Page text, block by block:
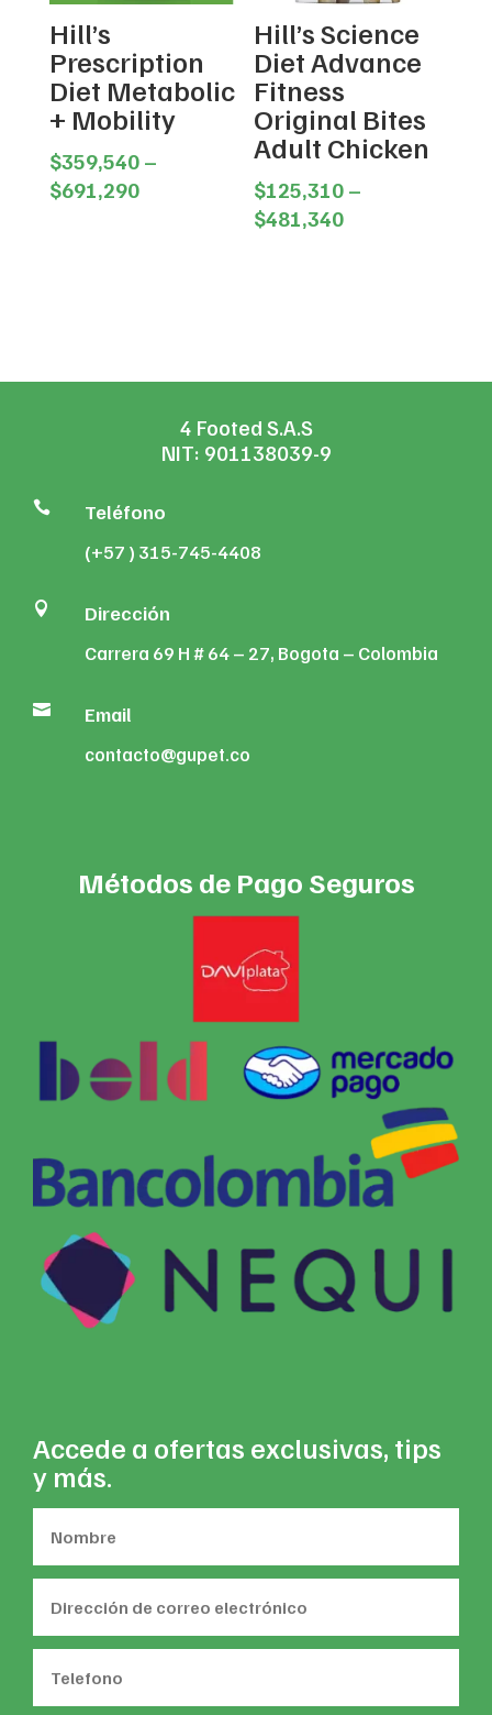
Hill’s
Prescription
Diet Metabolic
+ Mobility
$359,540 –
$691,290Price
Hill’s Science
Diet Advance
Fitness
Original Bites
Adult Chicken
$125,310 –
$481,340Price
4 Footed S.A.S
NIT: 901138039-9
 Teléfono
(+57 ) 315-745-4408
 Dirección
Carrera 69 H # 64 – 27, Bogota – Colombia
 Email
contacto@gupet.co
Métodos de Pago Seguros
Accede a ofertas exclusivas, tips
y más.